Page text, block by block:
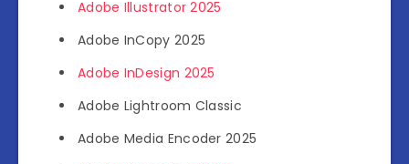
Adobe Illustrator 2025
Adobe InCopy 2025
Adobe InDesign 2025
Adobe Lightroom Classic
Adobe Media Encoder 2025